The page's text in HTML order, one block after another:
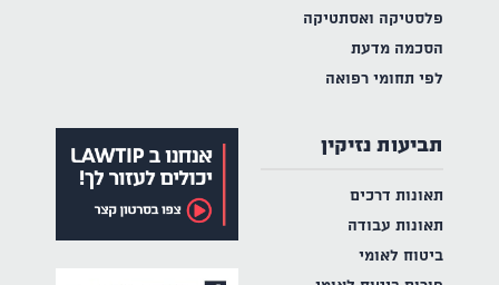
פלסטיקה ואסתטיקה
הסכמה מדעת
לפי תחומי רפואה
תביעות נזיקין
תאונות דרכים
תאונות עבודה
ביטוח לאומי